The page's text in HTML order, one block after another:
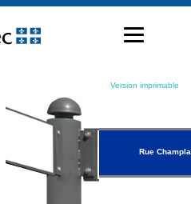
Version imprimable
Rue